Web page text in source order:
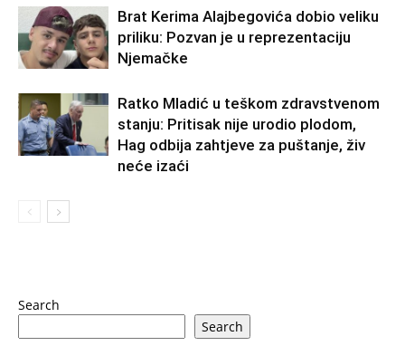
Brat Kerima Alajbegovića dobio veliku
priliku: Pozvan je u reprezentaciju
Njemačke
Ratko Mladić u teškom zdravstvenom
stanju: Pritisak nije urodio plodom,
Hag odbija zahtjeve za puštanje, živ
neće izaći
Search
Search